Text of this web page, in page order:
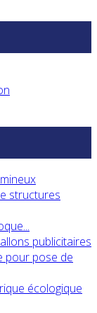
structures
publicitaires
pour pose de
écologique